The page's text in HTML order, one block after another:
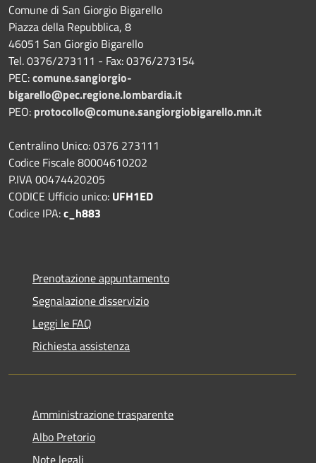
Comune di San Giorgio Bigarello
Piazza della Repubblica, 8
46051 San Giorgio Bigarello
Tel. 0376/273111 - Fax: 0376/273154
PEC:comune.sangiorgio-
bigarello@pec.regione.lombardia.it
PEO: protocollo@comune.sangiorgiobigarello.mn.it
Centralino Unico: 0376 273111
Codice Fiscale 80004610202
P.IVA 00474420205
CODICE Ufficio unico: UFH1ED
Codice IPA:c_h883
Prenotazione appuntamento
Segnalazione disservizio
Leggi le FAQ
Richiesta assistenza
Amministrazione trasparente
Albo Pretorio
Note legali